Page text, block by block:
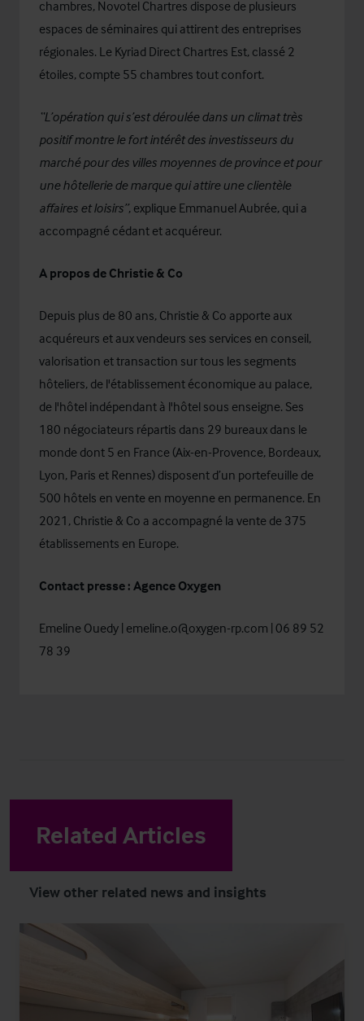
chambres, Novotel Chartres dispose de plusieurs
espaces de séminaires qui attirent des entreprises
régionales. Le Kyriad Direct Chartres Est, classé 2
étoiles, compte 55 chambres tout confort.
“L’opération qui s’est déroulée dans un climat très
positif montre le fort intérêt des investisseurs du
marché pour des villes moyennes de province et pour
une hôtellerie de marque qui attire une clientèle
affaires et loisirs”, explique Emmanuel Aubrée, qui a
accompagné cédant et acquéreur.
A propos de Christie & Co
Depuis plus de 80 ans, Christie & Co apporte aux
acquéreurs et aux vendeurs ses services en conseil,
valorisation et transaction sur tous les segments
hôteliers, de l'établissement économique au palace,
de l'hôtel indépendant à l'hôtel sous enseigne. Ses
180 négociateurs répartis dans 29 bureaux dans le
monde dont 5 en France (Aix-en-Provence, Bordeaux,
Lyon, Paris et Rennes) disposent d’un portefeuille de
500 hôtels en vente en moyenne en permanence. En
2021, Christie & Co a accompagné la vente de 375
établissements en Europe.
Contact presse : Agence Oxygen
Emeline Ouedy | emeline.o@oxygen-rp.com | 06 89 52
78 39
Related Articles
View other related news and insights